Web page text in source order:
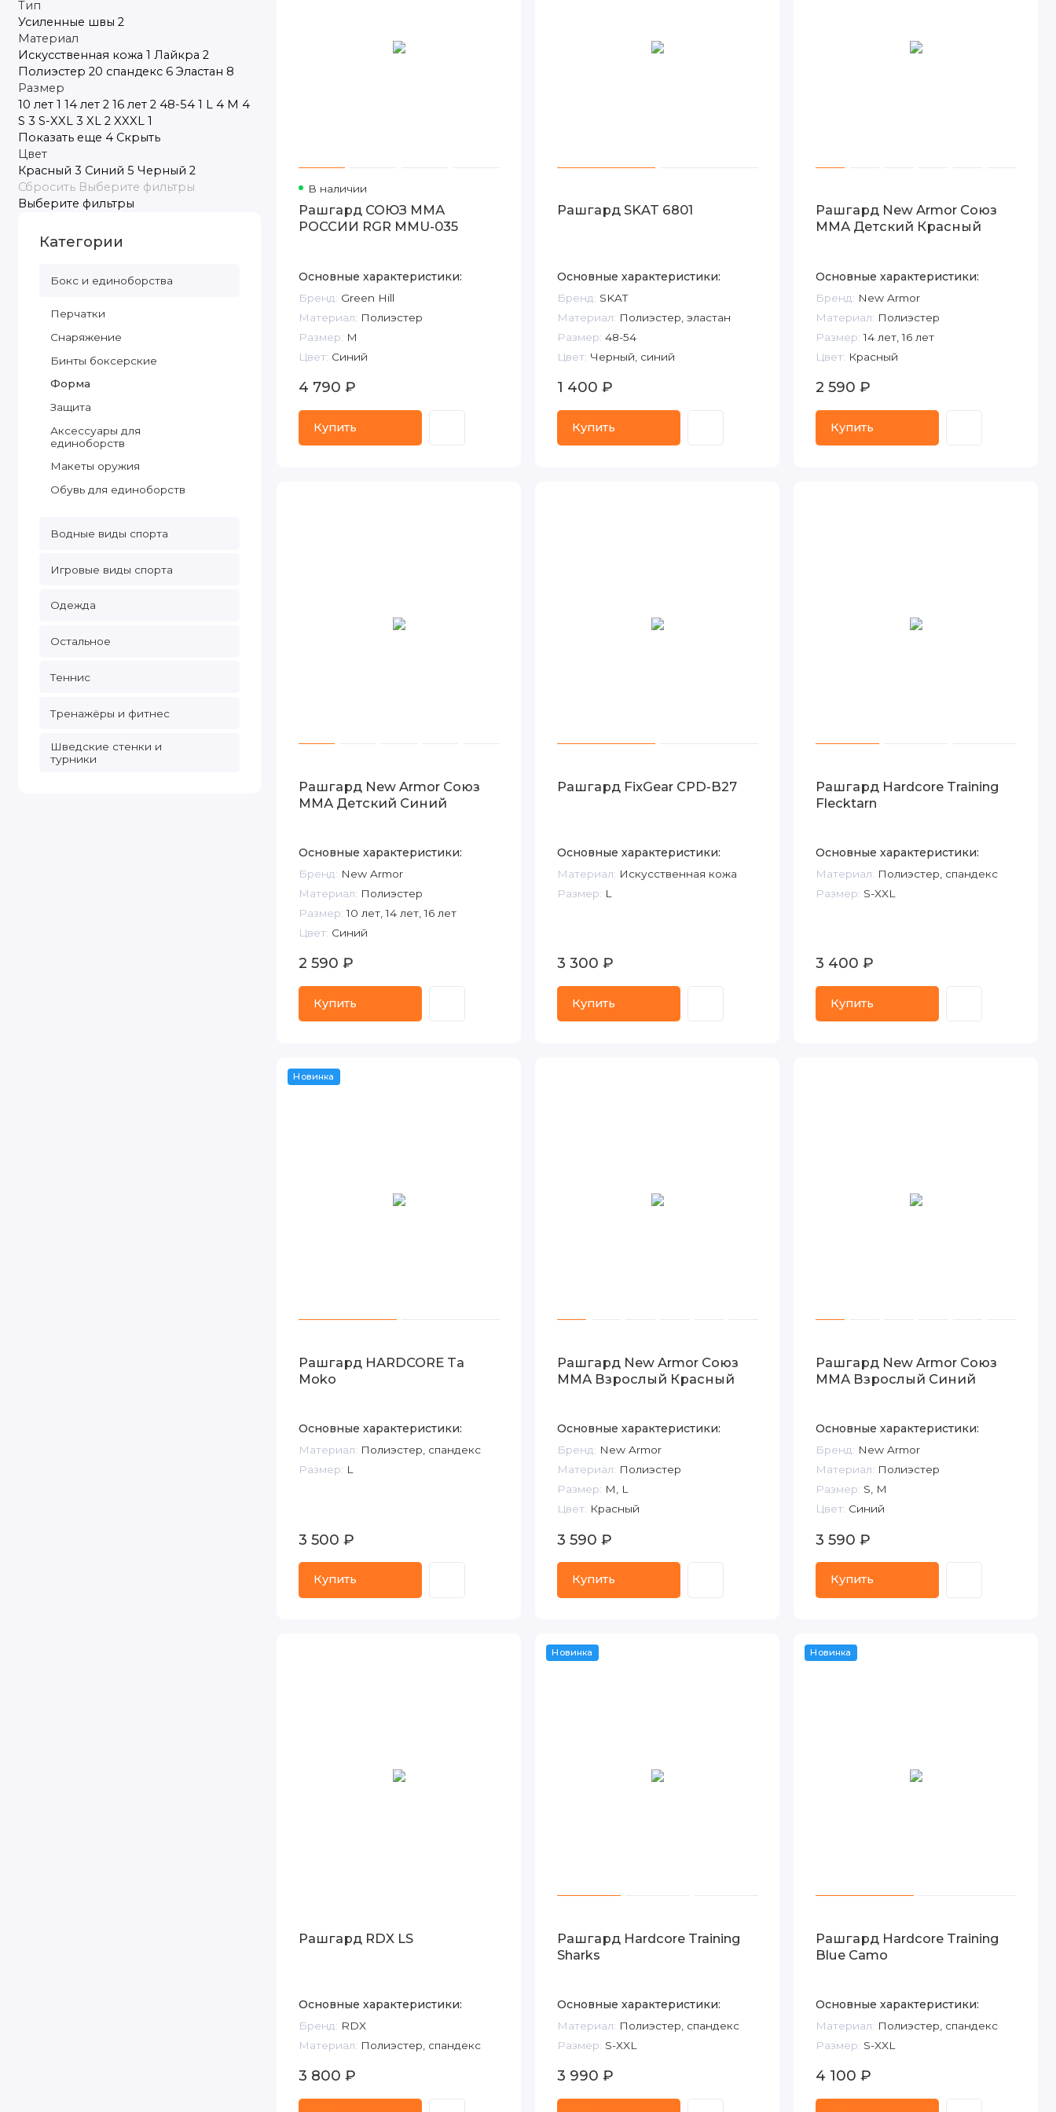
Тип
Усиленные швы 2
Материал
Искусственная кожа 1 Лайкра 2
Полиэстер 20 спандекс 6 Эластан 8
Размер
10 лет 1 14 лет 2 16 лет 2 48-54 1 L 4 M 4
S 3 S-XXL 3 XL 2 XXXL 1
Показать еще 4 Скрыть
Цвет
Красный 3 Синий 5 Черный 2
Сбросить Выберите фильтры
Выберите фильтры
Категории
Бокс и единоборства
Перчатки
Снаряжение
Бинты боксерские
Форма
Защита
Аксессуары для
единоборств
Макеты оружия
Обувь для единоборств
Водные виды спорта
Игровые виды спорта
Одежда
Остальное
Теннис
Тренажёры и фитнес
Шведские стенки и
турники
В наличии
Рашгард СОЮЗ ММА
РОССИИ RGR MMU-035
Основные характеристики:
Бренд: Green Hill
Материал: Полиэстер
Размер: M
Цвет: Синий
4 790 ₽
Купить
Рашгард SKAT 6801
Основные характеристики:
Бренд: SKAT
Материал: Полиэстер, эластан
Размер: 48-54
Цвет: Черный, синий
1 400 ₽
Купить
Рашгард New Armor Союз
ММА Детский Красный
Основные характеристики:
Бренд: New Armor
Материал: Полиэстер
Размер: 14 лет, 16 лет
Цвет: Красный
2 590 ₽
Купить
Рашгард New Armor Союз
ММА Детский Синий
Основные характеристики:
Бренд: New Armor
Материал: Полиэстер
Размер: 10 лет, 14 лет, 16 лет
Цвет: Синий
2 590 ₽
Купить
Рашгард FixGear CPD-B27
Основные характеристики:
Материал: Искусственная кожа
Размер: L
3 300 ₽
Купить
Рашгард Hardcore Training
Flecktarn
Основные характеристики:
Материал: Полиэстер, спандекс
Размер: S-XXL
3 400 ₽
Купить
Новинка
Рашгард HARDCORE Ta
Moko
Основные характеристики:
Материал: Полиэстер, спандекс
Размер: L
3 500 ₽
Купить
Рашгард New Armor Союз
ММА Взрослый Красный
Основные характеристики:
Бренд: New Armor
Материал: Полиэстер
Размер: M, L
Цвет: Красный
3 590 ₽
Купить
Рашгард New Armor Союз
ММА Взрослый Синий
Основные характеристики:
Бренд: New Armor
Материал: Полиэстер
Размер: S, M
Цвет: Синий
3 590 ₽
Купить
Рашгард RDX LS
Основные характеристики:
Бренд: RDX
Материал: Полиэстер, спандекс
3 800 ₽
Новинка
Рашгард Hardcore Training
Sharks
Основные характеристики:
Материал: Полиэстер, спандекс
Размер: S-XXL
3 990 ₽
Новинка
Рашгард Hardcore Training
Blue Camo
Основные характеристики:
Материал: Полиэстер, спандекс
Размер: S-XXL
4 100 ₽